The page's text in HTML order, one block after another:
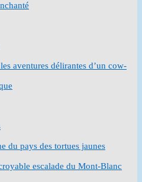
aventures délirantes d’un cow-
du pays des tortues jaunes
escalade du Mont-Blanc